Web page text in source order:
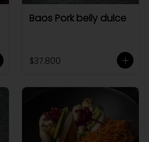
Baos Pork belly dulce
$37.800